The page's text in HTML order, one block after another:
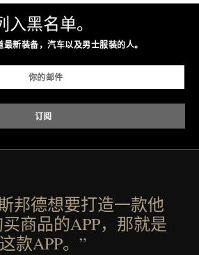
入黑名单。
新装备，汽车以及男士服装的人。
邦德想要打造一款他
商品的APP，那就是
这款APP。”